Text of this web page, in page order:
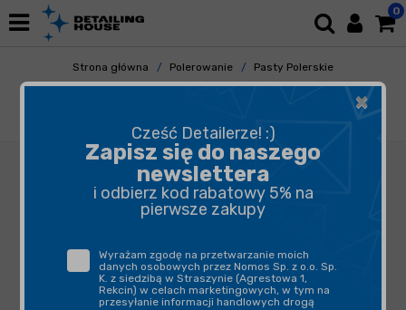
0
Strona główna Polerowanie
Pasty Polerskie
Pasty Polishowe
×
Cześć Detailerze! :)
Zapisz się do naszego
newslettera
i odbierz kod rabatowy 5% na
pierwsze zakupy
Wyrażam zgodę na przetwarzanie moich
danych osobowych przez Nomos Sp. z o.o. Sp.
K. z siedzibą w Straszynie (Agrestowa 1,
Rekcin) w celach marketingowych, w tym na
przesyłanie informacji handlowych drogą